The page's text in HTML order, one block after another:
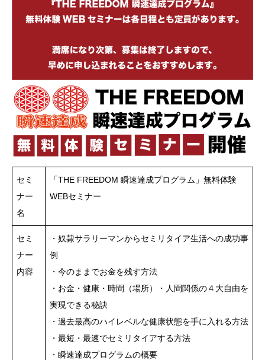
セミ
ナー
名
「THE FREEDOM 瞬速達成プログラム」無料体験
WEBセミナー
セミ
ナー
内容
・奴隷サラリーマンからセミリタイア生活への成功事
例
・今のままでお金を残す方法
・お金・健康・時間（場所）・人間関係の４大自由を
実現できる秘訣
・過去最高のハイレベルな健康状態を手に入れる方法
・最短・最速でセミリタイアする方法
・瞬速達成プログラムの概要